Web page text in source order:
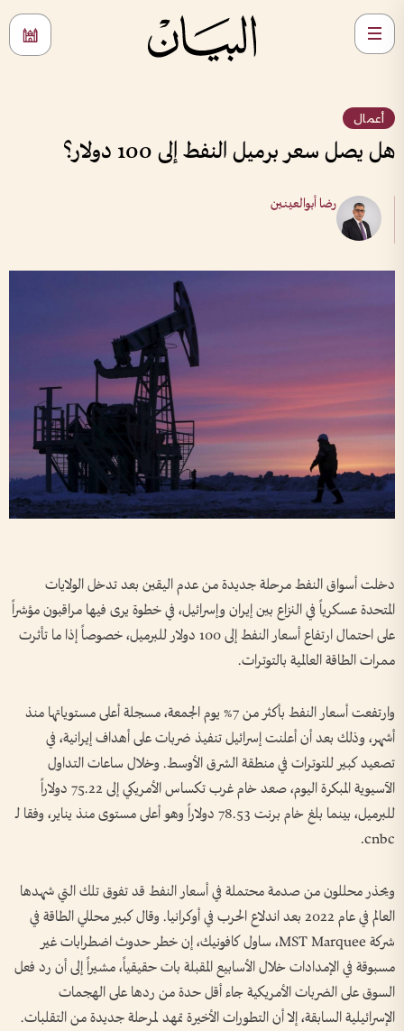
أعمال
هل يصل سعر برميل النفط إلى 100 دولار؟
رضا أبوالعينين
دخلت أسواق النفط مرحلة جديدة من عدم اليقين بعد تدخل الولايات
المتحدة عسكرياً في النزاع بين إيران وإسرائيل، في خطوة يرى فيها مراقبون مؤشراً
على احتمال ارتفاع أسعار النفط إلى 100 دولار للبرميل، خصوصاً إذا ما تأثرت
ممرات الطاقة العالمية بالتوترات.
وارتفعت أسعار النفط بأكثر من 7% يوم الجمعة، مسجلة أعلى مستوياتها منذ
أشهر، وذلك بعد أن أعلنت إسرائيل تنفيذ ضربات على أهداف إيرانية، في
تصعيد كبير للتوترات في منطقة الشرق الأوسط. وخلال ساعات التداول
الآسيوية المبكرة اليوم، صعد خام غرب تكساس الأمريكي إلى 75.22 دولاراً
للبرميل، بينما بلغ خام برنت 78.53 دولاراً وهو أعلى مستوى منذ يناير، وفقا لـ
cnbc.
ويحذر محللون من صدمة محتملة في أسعار النفط قد تفوق تلك التي شهدها
العالم في عام 2022 بعد اندلاع الحرب في أوكرانيا. وقال كبير محللي الطاقة في
شركة MST Marquee، ساول كافونيك، إن خطر حدوث اضطرابات غير
مسبوقة في الإمدادات خلال الأسابيع المقبلة بات حقيقياً، مشيراً إلى أن رد فعل
السوق على الضربات الأمريكية جاء أقل حدة من ردها على الهجمات
الإسرائيلية السابقة، إلا أن التطورات الأخيرة تمهد لمرحلة جديدة من التقلبات.